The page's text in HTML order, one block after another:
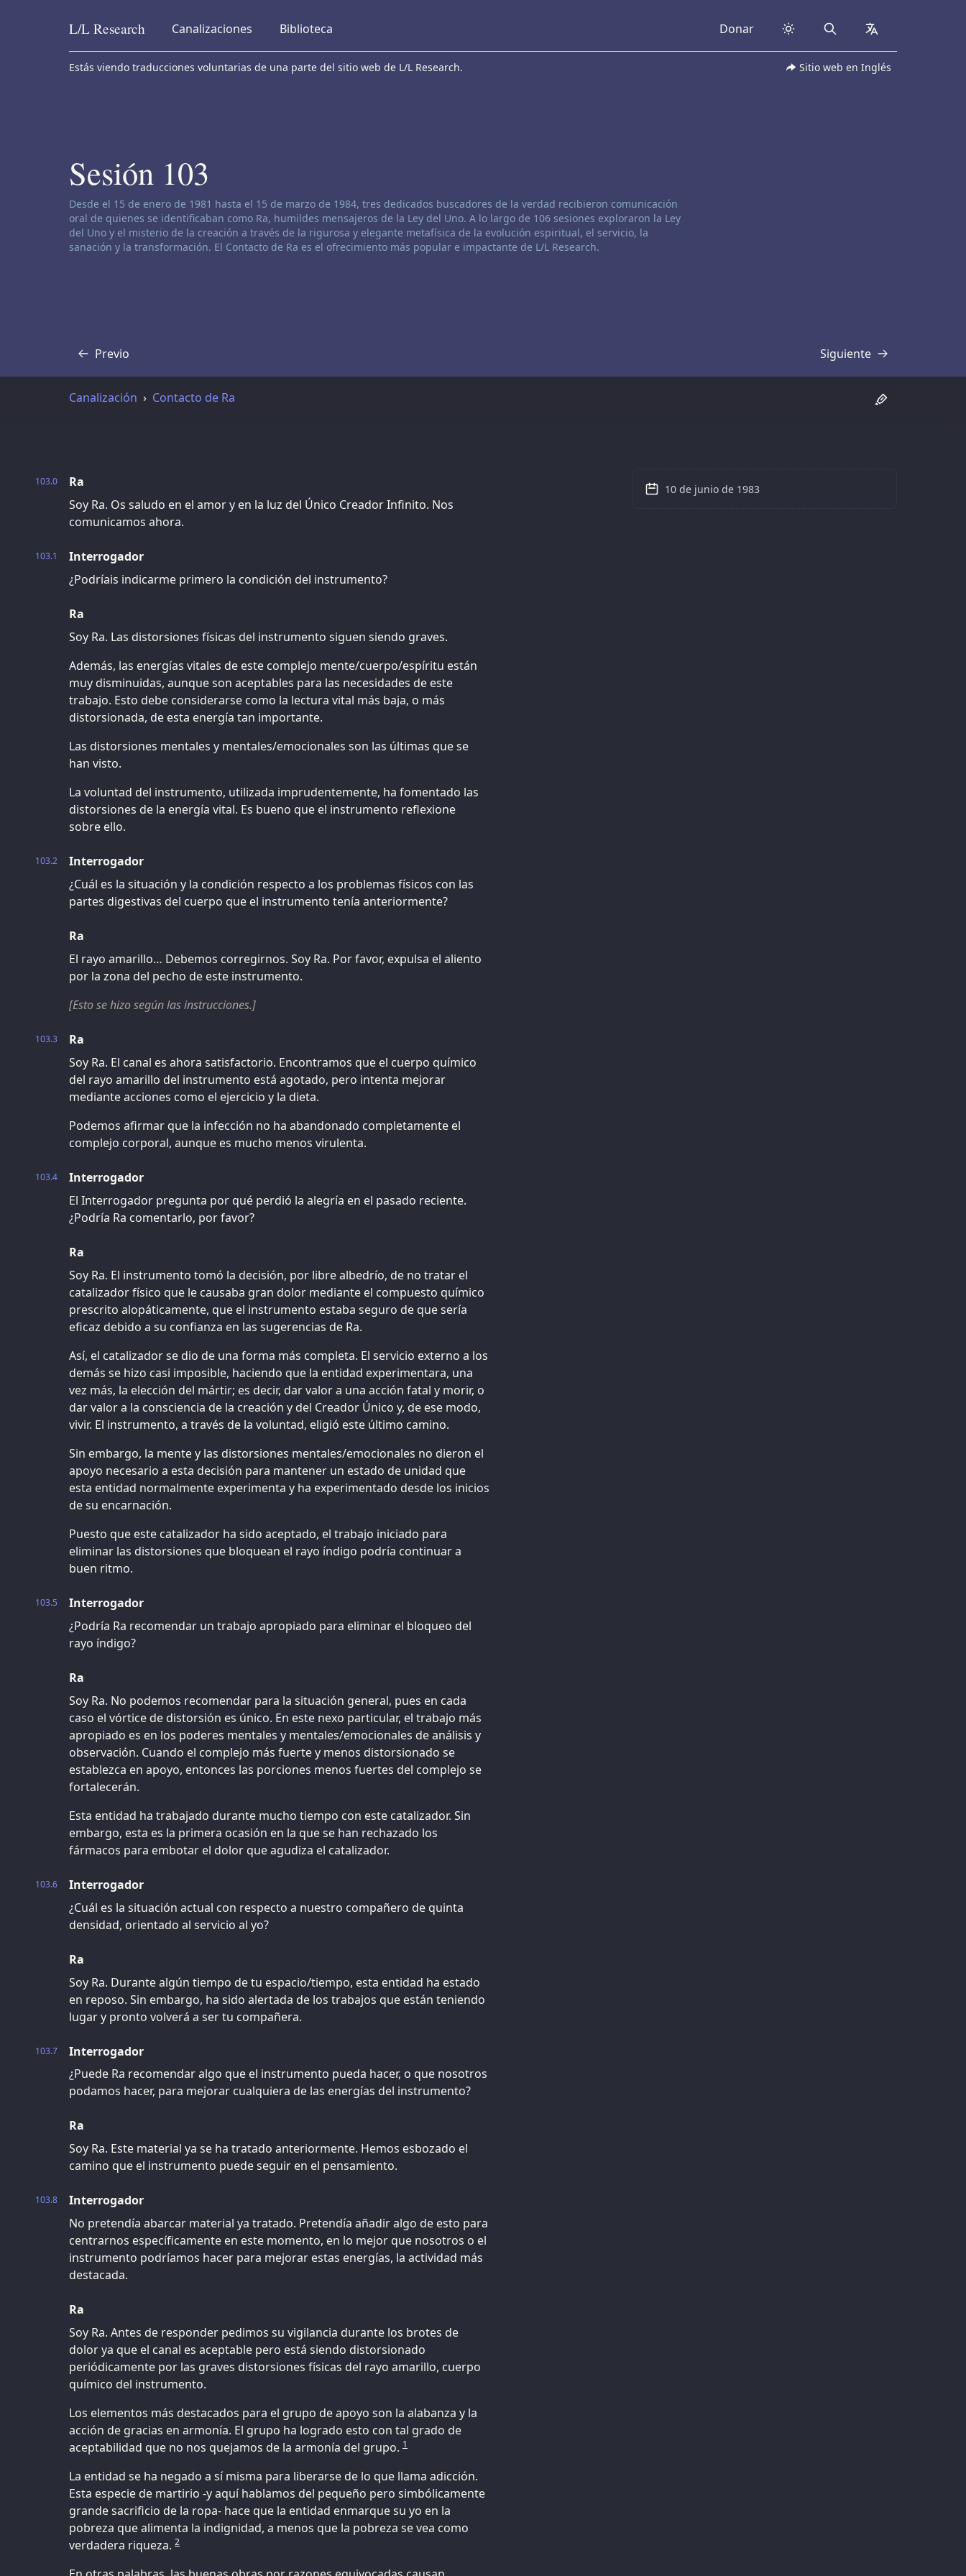
Skip to content
L/L Research Canalizaciones Biblioteca Donar Search collapsed
Estás viendo traducciones voluntarias de una parte del sitio web de L/L Research. Sitio web en Inglés
Sesión 103
Descargo de responsabilidad de canalización:
Desde el 15 de enero de 1981 hasta el 15 de marzo de 1984, tres dedicados buscadores de la verdad recibieron comunicación
oral de quienes se identificaban como Ra, humildes mensajeros de la Ley del Uno. A lo largo de 106 sesiones exploraron la Ley
del Uno y el misterio de la creación a través de la rigurosa y elegante metafísica de la evolución espiritual, el servicio, la
sanación y la transformación. El Contacto de Ra es el ofrecimiento más popular e impactante de L/L Research.
Previo
Transcripción Siguiente
Transcripción
Canalización Contacto de Ra
103.0
Ra
Soy Ra. Os saludo en el amor y en la luz del Único Creador Infinito. Nos
comunicamos ahora.
103.1
Interrogador
¿Podríais indicarme primero la condición del instrumento?
Ra
Soy Ra. Las distorsiones físicas del instrumento siguen siendo graves.
Además, las energías vitales de este complejo mente/cuerpo/espíritu están
muy disminuidas, aunque son aceptables para las necesidades de este
trabajo. Esto debe considerarse como la lectura vital más baja, o más
distorsionada, de esta energía tan importante.
Las distorsiones mentales y mentales/emocionales son las últimas que se
han visto.
La voluntad del instrumento, utilizada imprudentemente, ha fomentado las
distorsiones de la energía vital. Es bueno que el instrumento reflexione
sobre ello.
103.2
Interrogador
¿Cuál es la situación y la condición respecto a los problemas físicos con las
partes digestivas del cuerpo que el instrumento tenía anteriormente?
Ra
El rayo amarillo… Debemos corregirnos. Soy Ra. Por favor, expulsa el aliento
por la zona del pecho de este instrumento.
[Esto se hizo según las instrucciones.]
103.3
Ra
Soy Ra. El canal es ahora satisfactorio. Encontramos que el cuerpo químico
del rayo amarillo del instrumento está agotado, pero intenta mejorar
mediante acciones como el ejercicio y la dieta.
Podemos afirmar que la infección no ha abandonado completamente el
complejo corporal, aunque es mucho menos virulenta.
103.4
Interrogador
El Interrogador pregunta por qué perdió la alegría en el pasado reciente.
¿Podría Ra comentarlo, por favor?
Ra
Soy Ra. El instrumento tomó la decisión, por libre albedrío, de no tratar el
catalizador físico que le causaba gran dolor mediante el compuesto químico
prescrito alopáticamente, que el instrumento estaba seguro de que sería
eficaz debido a su confianza en las sugerencias de Ra.
Así, el catalizador se dio de una forma más completa. El servicio externo a los
demás se hizo casi imposible, haciendo que la entidad experimentara, una
vez más, la elección del mártir; es decir, dar valor a una acción fatal y morir, o
dar valor a la consciencia de la creación y del Creador Único y, de ese modo,
vivir. El instrumento, a través de la voluntad, eligió este último camino.
Sin embargo, la mente y las distorsiones mentales/emocionales no dieron el
apoyo necesario a esta decisión para mantener un estado de unidad que
esta entidad normalmente experimenta y ha experimentado desde los inicios
de su encarnación.
Puesto que este catalizador ha sido aceptado, el trabajo iniciado para
eliminar las distorsiones que bloquean el rayo índigo podría continuar a
buen ritmo.
103.5
Interrogador
¿Podría Ra recomendar un trabajo apropiado para eliminar el bloqueo del
rayo índigo?
Ra
Soy Ra. No podemos recomendar para la situación general, pues en cada
caso el vórtice de distorsión es único. En este nexo particular, el trabajo más
apropiado es en los poderes mentales y mentales/emocionales de análisis y
observación. Cuando el complejo más fuerte y menos distorsionado se
establezca en apoyo, entonces las porciones menos fuertes del complejo se
fortalecerán.
Esta entidad ha trabajado durante mucho tiempo con este catalizador. Sin
embargo, esta es la primera ocasión en la que se han rechazado los
fármacos para embotar el dolor que agudiza el catalizador.
103.6
Interrogador
¿Cuál es la situación actual con respecto a nuestro compañero de quinta
densidad, orientado al servicio al yo?
Ra
Soy Ra. Durante algún tiempo de tu espacio/tiempo, esta entidad ha estado
en reposo. Sin embargo, ha sido alertada de los trabajos que están teniendo
lugar y pronto volverá a ser tu compañera.
103.7
Interrogador
¿Puede Ra recomendar algo que el instrumento pueda hacer, o que nosotros
podamos hacer, para mejorar cualquiera de las energías del instrumento?
Ra
Soy Ra. Este material ya se ha tratado anteriormente. Hemos esbozado el
camino que el instrumento puede seguir en el pensamiento.
103.8
Interrogador
No pretendía abarcar material ya tratado. Pretendía añadir algo de esto para
centrarnos específicamente en este momento, en lo mejor que nosotros o el
instrumento podríamos hacer para mejorar estas energías, la actividad más
destacada.
Ra
Soy Ra. Antes de responder pedimos su vigilancia durante los brotes de
dolor ya que el canal es aceptable pero está siendo distorsionado
periódicamente por las graves distorsiones físicas del rayo amarillo, cuerpo
químico del instrumento.
Los elementos más destacados para el grupo de apoyo son la alabanza y la
acción de gracias en armonía. El grupo ha logrado esto con tal grado de
aceptabilidad que no nos quejamos de la armonía del grupo. 1
La entidad se ha negado a sí misma para liberarse de lo que llama adicción.
Esta especie de martirio -y aquí hablamos del pequeño pero simbólicamente
grande sacrificio de la ropa- hace que la entidad enmarque su yo en la
pobreza que alimenta la indignidad, a menos que la pobreza se vea como
verdadera riqueza. 2
10 de junio de 1983